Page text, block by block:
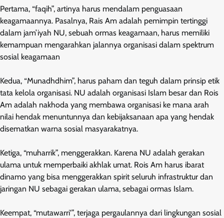
Pertama, “faqih”, artinya harus mendalam penguasaan
keagamaannya. Pasalnya, Rais Am adalah pemimpin tertinggi
dalam jam’iyah NU, sebuah ormas keagamaan, harus memiliki
kemampuan mengarahkan jalannya organisasi dalam spektrum
sosial keagamaan
Kedua, “Munadhdhim”, harus paham dan teguh dalam prinsip etik
tata kelola organisasi. NU adalah organisasi Islam besar dan Rois
Am adalah nakhoda yang membawa organisasi ke mana arah
nilai hendak menuntunnya dan kebijaksanaan apa yang hendak
disematkan warna sosial masyarakatnya.
Ketiga, “muharrik”, menggerakkan. Karena NU adalah gerakan
ulama untuk memperbaiki akhlak umat. Rois Am harus ibarat
dinamo yang bisa menggerakkan spirit seluruh infrastruktur dan
jaringan NU sebagai gerakan ulama, sebagai ormas Islam.
Keempat, “mutawarri'”, terjaga pergaulannya dari lingkungan sosial